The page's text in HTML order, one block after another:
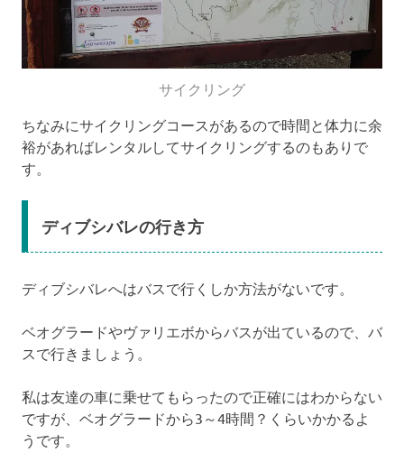
サイクリング
ちなみにサイクリングコースがあるので時間と体力に余
裕があればレンタルしてサイクリングするのもありで
す。
ディブシバレの行き方
ディブシバレへはバスで行くしか方法がないです。
ベオグラードやヴァリエボからバスが出ているので、バ
スで行きましょう。
私は友達の車に乗せてもらったので正確にはわからない
ですが、ベオグラードから3～4時間？くらいかかるよ
うです。